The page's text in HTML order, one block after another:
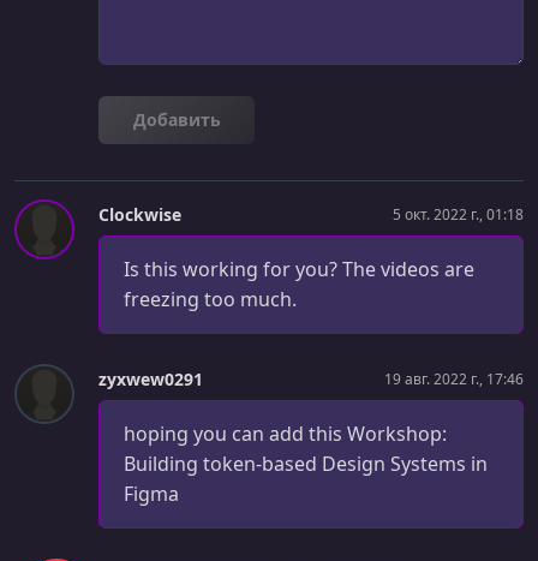
Добавить
Clockwise 5 окт. 2022 г., 01:18
Is this working for you? The videos are
freezing too much.
zyxwew0291 19 авг. 2022 г., 17:46
hoping you can add this Workshop:
Building token-based Design Systems in
Figma